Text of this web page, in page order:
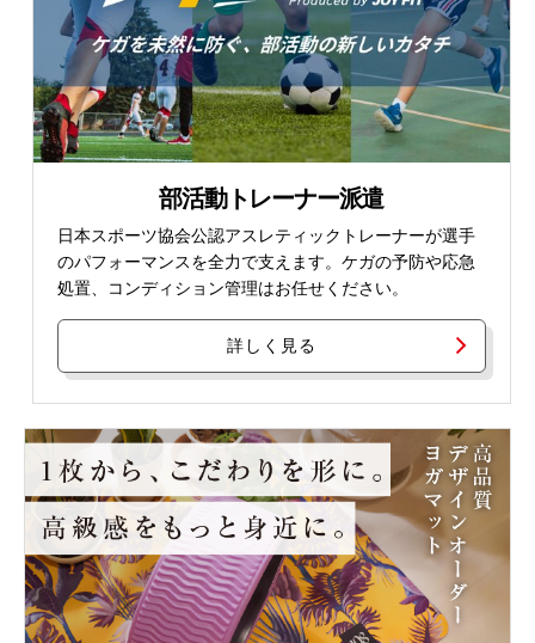
部活動トレーナー派遣
日本スポーツ協会公認アスレティックトレーナーが選手
のパフォーマンスを全力で支えます。ケガの予防や応急
処置、コンディション管理はお任せください。
詳しく見る